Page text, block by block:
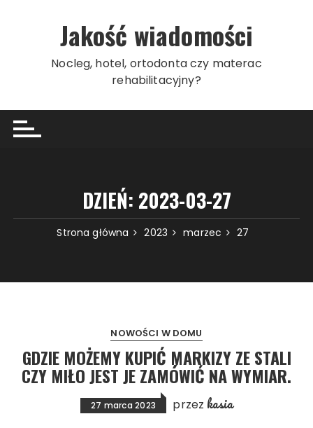
Jakość wiadomości
Nocleg, hotel, ortodonta czy materac
rehabilitacyjny?
DZIEŃ: 2023-03-27
Strona główna 2023 marzec 27
NOWOŚCI W DOMU
GDZIE MOŻEMY KUPIĆ MARKIZY ZE STALI
CZY MIŁO JEST JE ZAMÓWIĆ NA WYMIAR.
27 marca 2023 przez kasia